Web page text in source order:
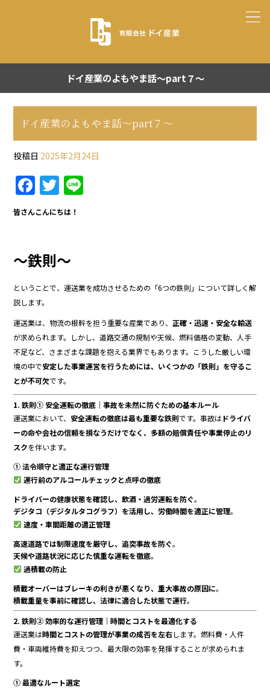
ドイ産業のよもやま話～part７～
ドイ産業のよもやま話～part７～
投稿日 2025年2月24日
F
a
c
b
o
o
k
T
w
itt
皆さんこんにちは！
～鉄則～
ということで、運送業を成功させるための「6つの鉄則」について詳しく解
説します。
運送業は、物流の根幹を担う重要な産業であり、正確・迅速・安全な輸送
が求められます。しかし、道路交通の規制や天候、燃料価格の変動、人手
不足など、さまざまな課題を抱える業界でもあります。こうした厳しい環
境の中で安定した事業運営を行うためには、いくつかの「鉄則」を守るこ
とが不可欠です。
1. 鉄則① 安全運転の徹底｜事故を未然に防ぐための基本ルール
運送業において、 安全運転の徹底は最も重要な鉄則です。事故はドライバ
ーの命や会社の信頼を損なうだけでなく、多額の賠償責任や事業停止のリ
スクを伴います。
① 法令順守と適正な運行管理
運行前のアルコールチェックと点呼の徹底
ドライバーの健康状態を確認し、飲酒・過労運転を防ぐ。
デジタコ（デジタルタコグラフ）を活用し、労働時間を適正に管理。
速度・車間距離の適正管理
高速道路では制限速度を厳守し、追突事故を防ぐ。
天候や道路状況に応じた慎重な運転を徹底。
過積載の防止
積載オーバーはブレーキの利きが悪くなり、重大事故の原因に。
積載重量を事前に確認し、法律に適合した状態で運行。
2. 鉄則② 効率的な運行管理｜時間とコストを最適化する
運送業は時間とコストの管理が事業の成否を左右します。燃料費・人件
費・車両維持費を抑えつつ、最大限の効率を発揮することが求められま
す。
① 最適なルート選定